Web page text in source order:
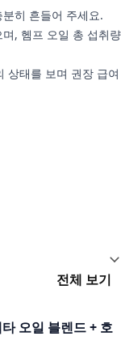
히 흔들어 주세요.
, 헴프 오일 총 섭취량
상태를 보며 권장 급여
전체 보기
오일 블렌드 + 호